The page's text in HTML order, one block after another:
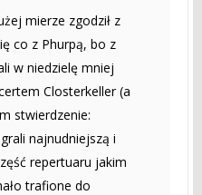
mierze zgodził z
co z Phurpą, bo z
w niedzielę mniej
Closterkeller (a
stwierdzenie:
najnudniejszą i
repertuaru jakim
trafione do